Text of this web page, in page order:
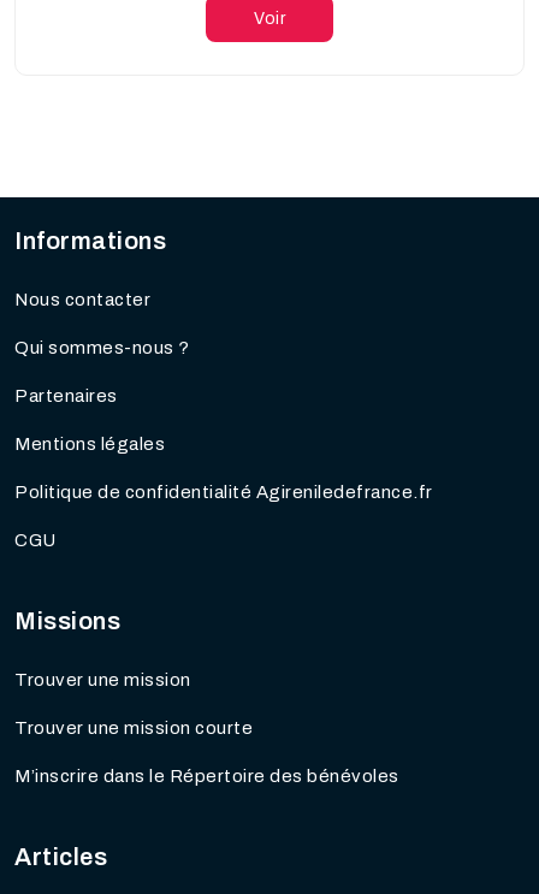
Voir
Informations
Nous contacter
Qui sommes-nous ?
Partenaires
Mentions légales
Politique de confidentialité Agireniledefrance.fr
CGU
Missions
Trouver une mission
Trouver une mission courte
M’inscrire dans le Répertoire des bénévoles
Articles